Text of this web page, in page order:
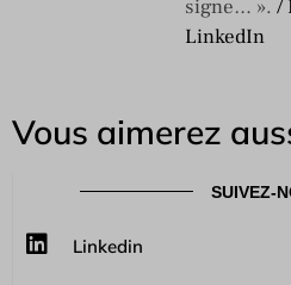
signe… ». /
LinkedIn
Vous aimerez
SUIVEZ-
Linkedin